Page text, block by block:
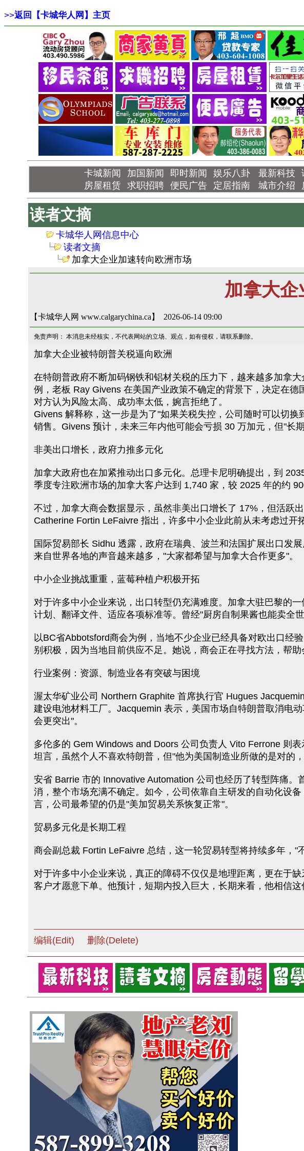
>>返回【卡城华人网】主页
卡城新闻 加国新闻 即时新闻 娱乐八卦 最新科技
房屋租赁 求职招聘 便民广告 定居指南 城市介绍
读者文摘
卡城华人网信息中心
读者文摘
加拿大企业加速转向欧洲市场
加拿大
【卡城华人网 www.calgarychina.ca】 2026-06-14 09:00
免责声明： 本消息未经核实，不代表网站的立场、观点，如有侵权，请联系删除。
加拿大企业被特朗普关税逼向欧洲
在特朗普政府不断加码钢铁和铝材关税的压力下，越来越多加拿
例，老板 Ray Givens 在美国产业政策不确定的背景下，决定在
对方认为风险太高、成功率太低，婉言拒绝了。
Givens 解释称，这一步是为了"如果关税失控，公司随时可以切
销售。Givens 预计，未来三年内他可能会亏损 30 万加元，但"长
非美出口增长，政府力推多元化
加拿大政府也在加紧推动出口多元化。总理卡尼明确提出，到
季度专注欧洲市场的加拿大客户达到 1,740 家，较 2025 年的约
不过，加拿大商会数据显示，虽然非美出口增长了 17%，但活跃
Catherine Fortin LeFaivre 指出，许多中小企业此前从未考虑过开
国际贸易部长 Sidhu 透露，政府在瑞典、波兰和法国扩展出口发
来自世界各地的声音越来越多，"大家都希望与加拿大合作更多"。
中小企业挑战重重，蓝莓种植户积极开拓
对于许多中小企业来说，出口转型仍充满难度。加拿大驻巴黎的
计划、翻译文件、适应各项标准等。曾经"厨房自制果酱也能卖全
以BC省Abbotsford商会为例，当地不少企业已经具备对欧出口经
别积极，因为当地目前供应不足。她说，商会正在寻找方法，帮助
行业案例：资源、制造业各有突破与困境
渥太华矿业公司 Northern Graphite 首席执行官 Hugues
建设电池材料工厂。Jacquemin 表示，美国市场自特朗普取消电
会更突出"。
多伦多的 Gem Windows and Doors 公司负责人 Vito Ferrone 则
坦言，虽然个人不喜欢特朗普，但"他为美国制造业所做的是对的
安省 Barrie 市的 Innovative Automation 公司也经历了转型阵痛
消，整个市场充满不确定。如今，公司依靠自主研发的自动化设
言，公司最希望的仍是"美加贸易关系恢复正常"。
贸易多元化是长期工程
商会副总裁 Fortin LeFaivre 总结，这一轮贸易转型将持续多年，"
对于许多中小企业来说，真正的障碍不仅仅是地理距离，更在于
客户才愿意下单。他预计，短期内投入巨大，长期来看，他相信这
编辑(Edit) 删除(Delete)